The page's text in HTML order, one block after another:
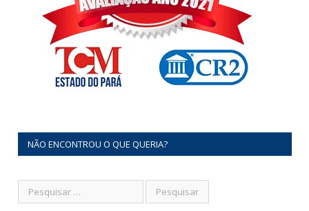
NÃO ENCONTROU O QUE QUERIA?